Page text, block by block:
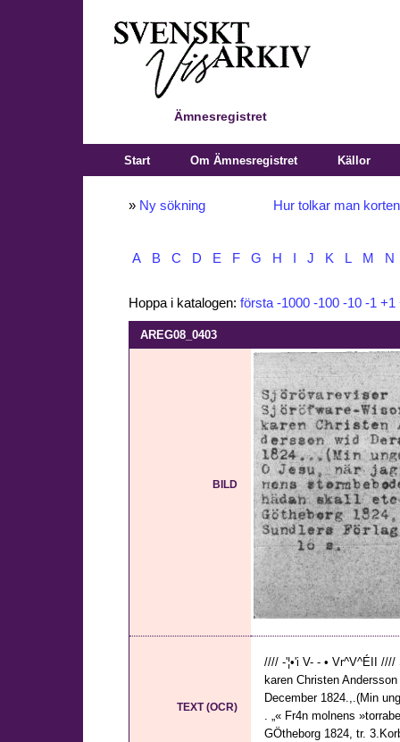
Ämnesregistret
Start Om Ämnesregistret Källor
» Ny sökning Hur tolkar man
A B C D E F G H J K L M N
Hoppa i katalogen: första -1000 -100 -10 -1 +1
AREG08_0403
BILD
TEXT (OCR)
//// -'¦•'i V- - • Vr^V^ÉII
karen Christen
December 1824.,.(Min
. „« Fr4n molnens
GÖtheborg 1824, tr.